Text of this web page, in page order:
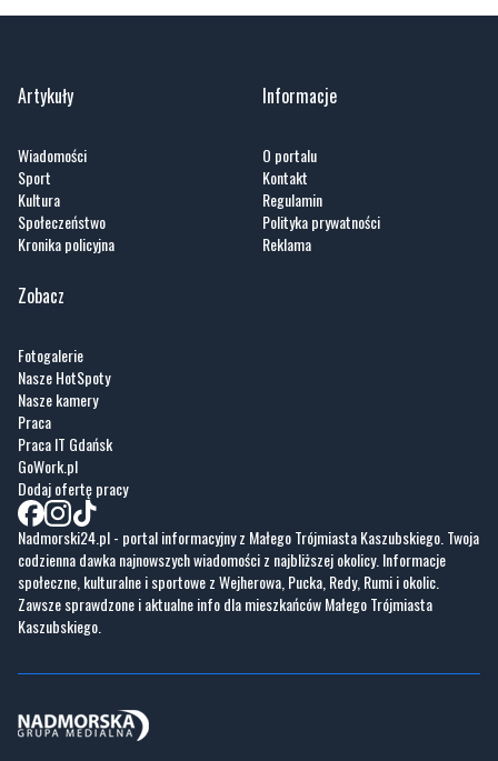
Artykuły
Wiadomości
Sport
Kultura
Społeczeństwo
Kronika policyjna
Informacje
O portalu
Kontakt
Regulamin
Polityka prywatności
Reklama
Zobacz
Fotogalerie
Nasze HotSpoty
Nasze kamery
Praca
Praca IT Gdańsk
GoWork.pl
Dodaj ofertę pracy
Nadmorski24.pl - portal informacyjny z Małego Trójmiasta Kaszubskiego. Twoja
codzienna dawka najnowszych wiadomości z najbliższej okolicy. Informacje
społeczne, kulturalne i sportowe z Wejherowa, Pucka, Redy, Rumi i okolic.
Zawsze sprawdzone i aktualne info dla mieszkańców Małego Trójmiasta
Kaszubskiego.